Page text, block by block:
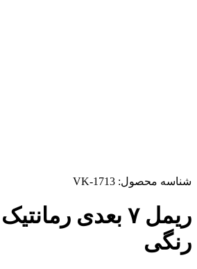
شناسه محصول: VK-1713
ریمل ۷ بعدی
رنگی